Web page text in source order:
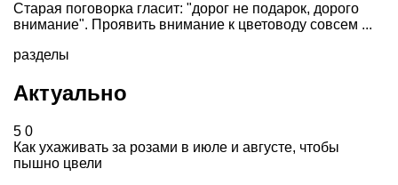
Старая поговорка гласит: "дорог не подарок, дорого
внимание". Проявить внимание к цветоводу совсем ...
разделы
Актуально
5 0
Как ухаживать за розами в июле и августе, чтобы
пышно цвели